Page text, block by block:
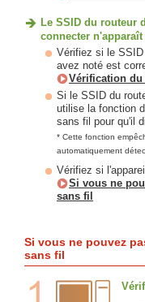
Le SSID du routeur
connecter
Vérifiez si le
avez noté est
Vérification du
Si le SSID du
utilise la fonction
sans fil pour qu'il
* Cette fonction
automatiquement
Vérifiez si
Si vous ne
sans fil
Si vous ne pouvez
sans fil